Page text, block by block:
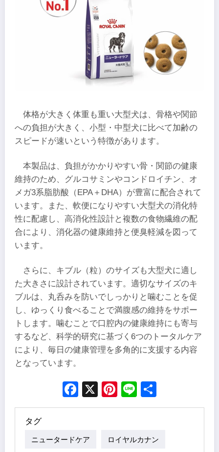
体格が大きく体重も重い大型犬は、骨格や関節
への負担が大きく、小型・中型犬に比べて加齢の
スピードが速いという特徴があります。
本製品は、負担がかかりやすい骨・関節の健康
維持のため、グルコサミンやコンドロイチン、オ
メガ3系脂肪酸（EPA＋DHA）が豊富に配合されて
います。また、軟便になりやすい大型犬の消化特
性に配慮し、高消化性設計と複数の食物繊維の配
合により、消化器の健康維持と便臭軽減を図って
います。
さらに、キブル（粒）のサイズも大型犬に適し
た大きさに設計されています。適切なサイズのキ
ブルは、丸呑みを防いでしっかりと噛むことを促
し、ゆっくり食べることで満腹感の維持をサポー
トします。噛むことで口腔内の健康維持にも寄与
するなど、科学的研究に基づく6つのトータルケア
により、毎日の健康管理を多角的に支援する内容
となっています。
Facebook
X Pinterest
Line
タグ
ニュータードケア ロイヤルカナン